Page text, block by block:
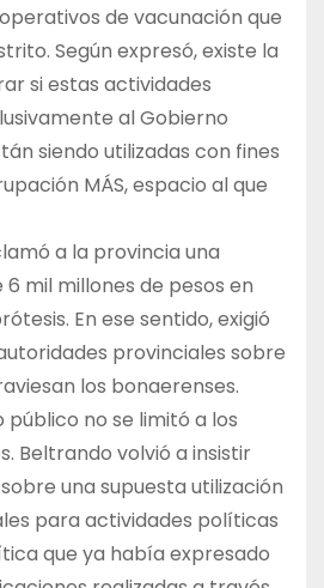
de vacunación que
Según expresó, existe la
si estas actividades
al Gobierno
siendo utilizadas con fines
MÁS, espacio al que
a la provincia una
mil millones de pesos en
En ese sentido, exigió
provinciales sobre
los bonaerenses.
público no se limitó a los
Beltrando volvió a insistir
una supuesta utilización
para actividades políticas
que ya había expresado